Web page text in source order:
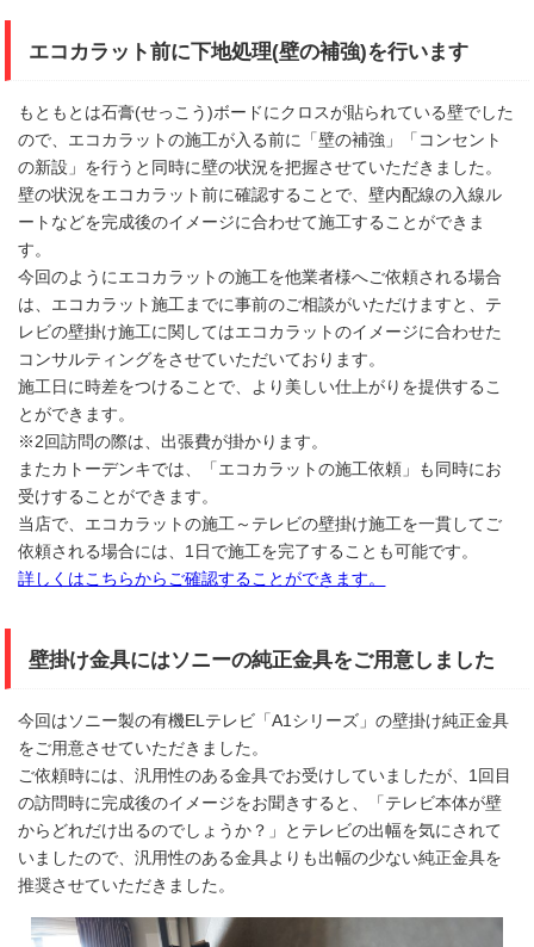
エコカラット前に下地処理(壁の補強)を行います
もともとは石膏(せっこう)ボードにクロスが貼られている壁でした
ので、エコカラットの施工が入る前に「壁の補強」「コンセント
の新設」を行うと同時に壁の状況を把握させていただきました。
壁の状況をエコカラット前に確認することで、壁内配線の入線ル
ートなどを完成後のイメージに合わせて施工することができま
す。
今回のようにエコカラットの施工を他業者様へご依頼される場合
は、エコカラット施工までに事前のご相談がいただけますと、テ
レビの壁掛け施工に関してはエコカラットのイメージに合わせた
コンサルティングをさせていただいております。
施工日に時差をつけることで、より美しい仕上がりを提供するこ
とができます。
※2回訪問の際は、出張費が掛かります。
またカトーデンキでは、「エコカラットの施工依頼」も同時にお
受けすることができます。
当店で、エコカラットの施工～テレビの壁掛け施工を一貫してご
依頼される場合には、1日で施工を完了することも可能です。
詳しくはこちらからご確認することができます。
壁掛け金具にはソニーの純正金具をご用意しました
今回はソニー製の有機ELテレビ「A1シリーズ」の壁掛け純正金具
をご用意させていただきました。
ご依頼時には、汎用性のある金具でお受けしていましたが、1回目
の訪問時に完成後のイメージをお聞きすると、「テレビ本体が壁
からどれだけ出るのでしょうか？」とテレビの出幅を気にされて
いましたので、汎用性のある金具よりも出幅の少ない純正金具を
推奨させていただきました。